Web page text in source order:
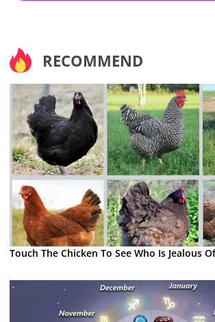
RECOMMEND
Touch The Chicken To See Who Is Jealous